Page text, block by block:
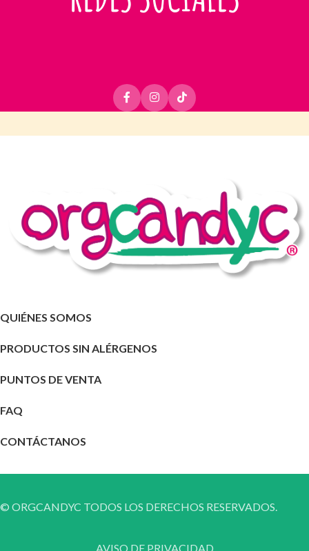
QUIÉNES SOMOS
PRODUCTOS SIN ALÉRGENOS
PUNTOS DE VENTA
FAQ
CONTÁCTANOS
© ORGCANDYC TODOS LOS DERECHOS RESERVADOS.
AVISO DE PRIVACIDAD